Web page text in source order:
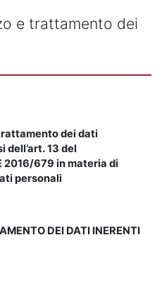
e trattamento dei
dei dati
dell’art. 13 del
2016/679 in materia di
personali
DEI DATI INERENTI